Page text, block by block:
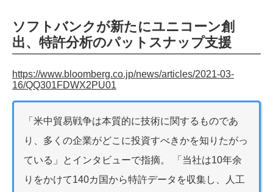
ソフトバンクが新たにユニコーン創
出、特許分析のパットスナップ支援
https://www.bloomberg.co.jp/news/articles/2021-03-
16/QQ301FDWX2PU01
「米中貿易戦争は本質的に技術に関するものであ
り、多くの企業がどこに投資すべきかを知りたがっ
ている」とインタビューで指摘。 「当社は10年余
りをかけて140カ国から特許データを収集し、人工